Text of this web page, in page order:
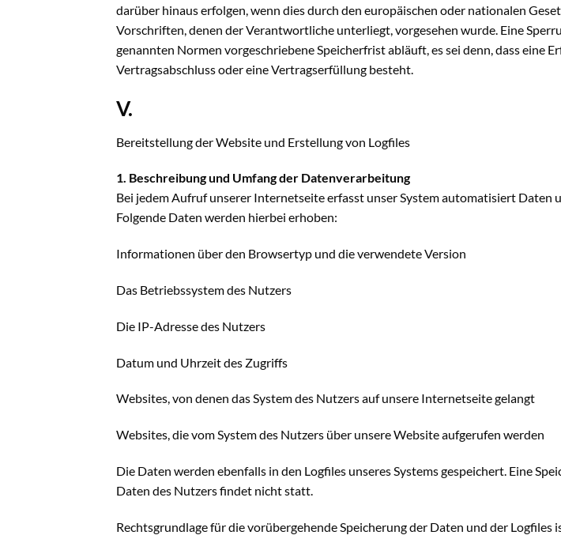
darüber hinaus erfolgen, wenn dies durch den europäischen oder nationalen
Vorschriften, denen der Verantwortliche unterliegt, vorgesehen wurde. Eine
genannten Normen vorgeschriebene Speicherfrist abläuft, es sei denn, dass eine
Vertragsabschluss oder eine Vertragserfüllung besteht.
V.
Bereitstellung der Website und Erstellung von Logfiles
1. Beschreibung und Umfang der Datenverarbeitung
Bei jedem Aufruf unserer Internetseite erfasst unser System automatisiert
Folgende Daten werden hierbei erhoben:
Informationen über den Browsertyp und die verwendete Version
Das Betriebssystem des Nutzers
Die IP-Adresse des Nutzers
Datum und Uhrzeit des Zugriffs
Websites, von denen das System des Nutzers auf unsere Internetseite gelangt
Websites, die vom System des Nutzers über unsere Website aufgerufen werden
Die Daten werden ebenfalls in den Logfiles unseres Systems gespeichert. Eine
Daten des Nutzers findet nicht statt.
Rechtsgrundlage für die vorübergehende Speicherung der Daten und der Logfiles